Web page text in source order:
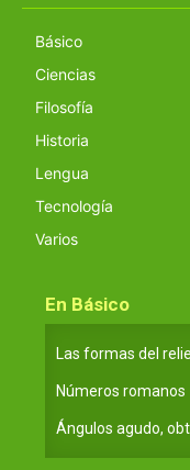
Básico
Ciencias
Filosofía
Historia
Lengua
Tecnología
Varios
En Básico
Las formas del
Números romanos
Ángulos agudo,